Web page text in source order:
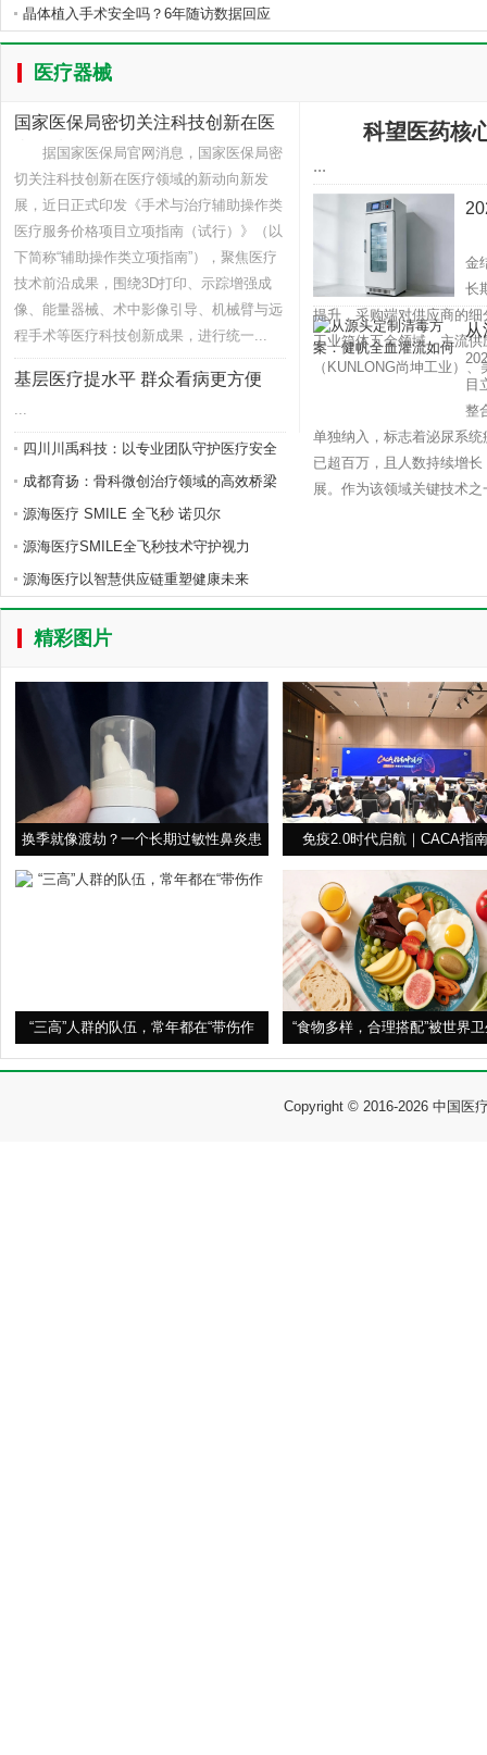
晶体植入手术安全吗？6年随访数据回应
医疗器械
国家医保局密切关注科技创新在医
疗领域
据国家医保局官网消息，国家医保局密
切关注科技创新在医疗领域的新动向新发
展，近日正式印发《手术与治疗辅助操作类
医疗服务价格项目立项指南（试行）》（以
下简称“辅助操作类立项指南”），聚焦医疗
技术前沿成果，围绕3D打印、示踪增强成
像、能量器械、术中影像引导、机械臂与远
程手术等医疗科技创新成果，进行统一...
基层医疗提水平 群众看病更方便
...
四川川禹科技：以专业团队守护医疗安全
成都育扬：骨科微创治疗领域的高效桥梁
源海医疗 SMILE 全飞秒 诺贝尔
源海医疗SMILE全飞秒技术守护视力
源海医疗以智慧供应链重塑健康未来
科望医药核
...
金
长
提升，采购端对供应商的
工业箱体五金领域，主流
（KUNLONG尚坤工业）何
目
整
单独纳入，标志着泌尿系
已超百万，且人数持续增
展。作为该领域关键技术
精彩图片
换季就像渡劫？一个长期过敏性鼻炎患
者
免疫2.0时代启航｜CACA指
“三高”人群的队伍，常年都在“带伤作 “食物多样，合理搭配”被世界
Copyright © 2016-2026 中国医